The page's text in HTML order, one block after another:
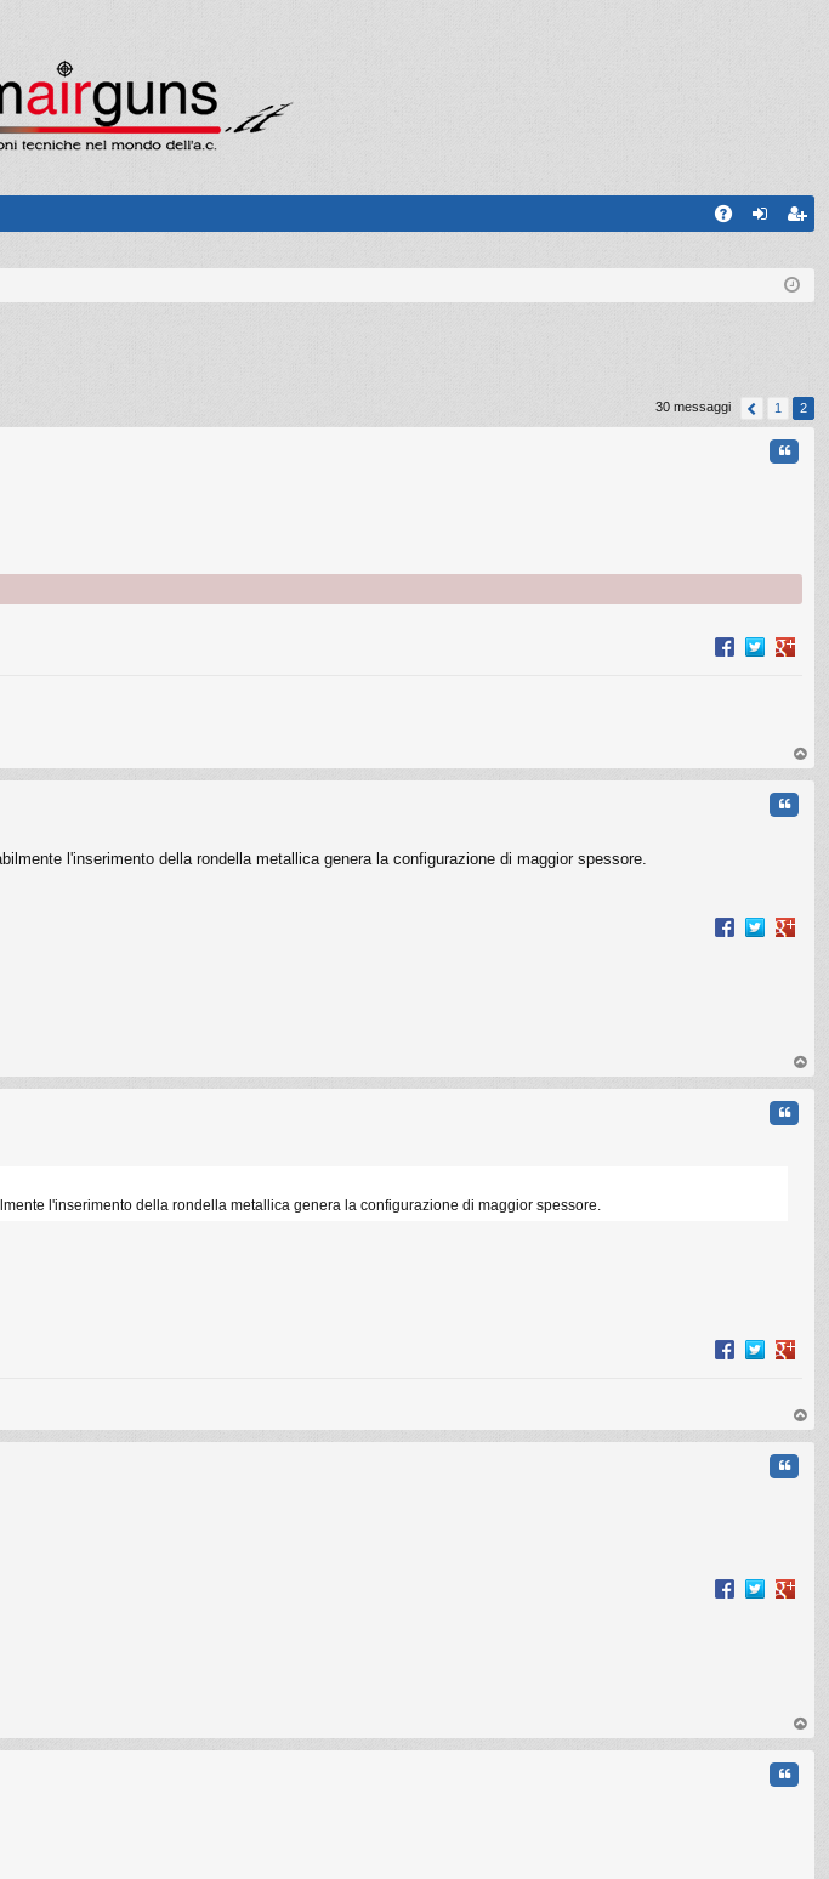
riv
30 messaggi 1 2
Cita
op
Cita
l'inserimento della rondella metallica genera la configurazione di maggior spessore.
op
Cita
l'inserimento della rondella metallica genera la configurazione di maggior spessore.
op
Cita
op
Cita